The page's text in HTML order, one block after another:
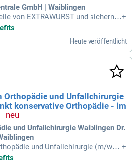
GmbH | Waiblingen
von EXTRAWURST und sichern S
ohne Ihr bestehendes Geschäf
sind. Dank innovativer Sch
Personal maximieren Sie Ihre unt
Wir unterstützen Sie vom erst
Schulungen und kontinuierlichem
bereitet Sie umfassend auf Ihren Erf
Marketing zur Eröffn
Prozessen und laufender
Filiale entwickeln.
+
Heute veröffentlicht
Orthopädie und Unfallchirurgie
konservative Orthopädie - im
und Unfallchirurgie Waiblingen Dr.
und Unfallchirurgie (m/w/d)
konservative Behandlungsmeth
+